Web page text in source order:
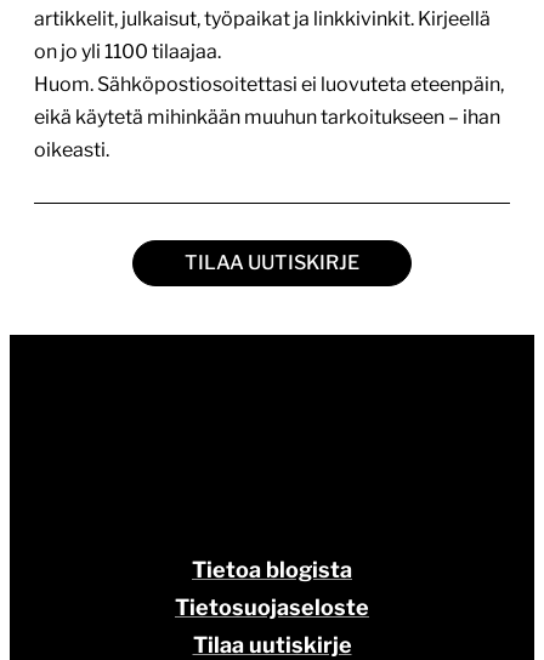
artikkelit, julkaisut, työpaikat ja linkkivinkit. Kirjeellä
on jo yli 1100 tilaajaa.
Huom. Sähköpostiosoitettasi ei luovuteta eteenpäin,
eikä käytetä mihinkään muuhun tarkoitukseen – ihan
oikeasti.
TILAA UUTISKIRJE
Tietoa blogista
Tietosuojaseloste
Tilaa uutiskirje